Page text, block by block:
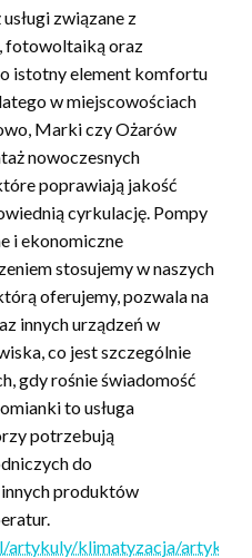
związane z
fotowoltaiką oraz
istotny element komfortu
w miejscowościach
Marki czy Ożarów
nowoczesnych
poprawiają jakość
cyrkulację. Pompy
i ekonomiczne
stosujemy w naszych
oferujemy, pozwala na
innych urządzeń w
co jest szczególnie
gdy rośnie świadomość
to usługa
potrzebują
do
produktów
artykuly/klimatyzacja/